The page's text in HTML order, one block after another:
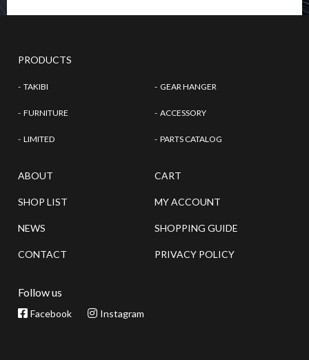
PRODUCTS
TAKIBI GEAR HANGER
FURNITURE ACCESSORY
LIMITED PARTS CATALOG
ABOUT
SHOP LIST
NEWS
CONTACT
CART
MY ACCOUNT
SHOPPING GUIDE
PRIVACY POLICY
Follow us
Facebook Instagram